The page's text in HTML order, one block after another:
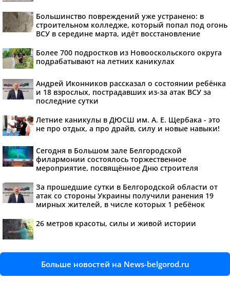
Большинство повреждений уже устранено: в
строительном колледже, который попал под огонь
ВСУ в середине марта, идёт восстановление
Более 700 подростков из Новооскольского округа
подрабатывают на летних каникулах
Андрей Иконников рассказал о состоянии ребёнка
и 18 взрослых, пострадавших из-за атак ВСУ за
последние сутки
Летние каникулы в ДЮСШ им. А. Е. Щербака - это
не про отдых, а про драйв, силу и новые навыки!
Сегодня в Большом зале Белгородской
филармонии состоялось торжественное
мероприятие, посвящённое Дню строителя
За прошедшие сутки в Белгородской области от
атак со стороны Украины получили ранения 19
мирных жителей, в числе которых 1 ребёнок
26 метров красоты, силы и живой истории
Больше новостей на News-belgorod.ru